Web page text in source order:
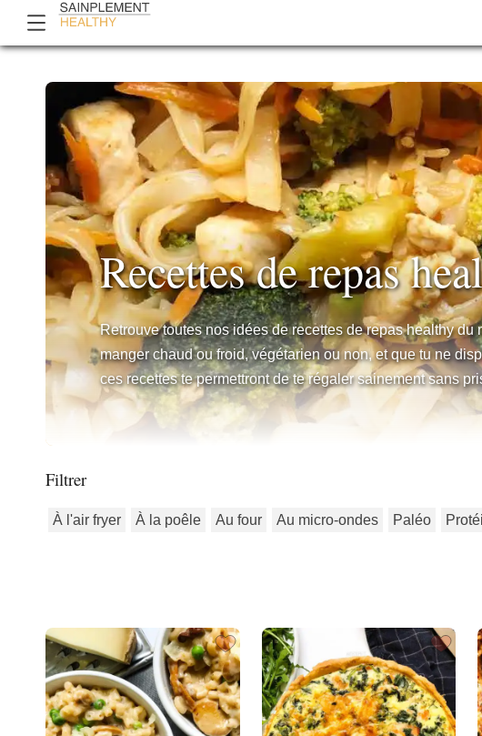
Recettes de repas
Retrouve toutes nos idées de recettes de repas healthy
manger chaud ou froid, végétarien ou non, et que tu ne
ces recettes te permettront de te régaler sainement sans
Filtrer
À l'air fryer À la poêle Au four Au micro-ondes Paléo